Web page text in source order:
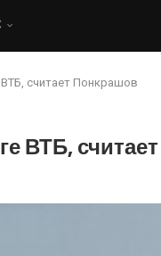
считает Понкрашов
ВТБ,